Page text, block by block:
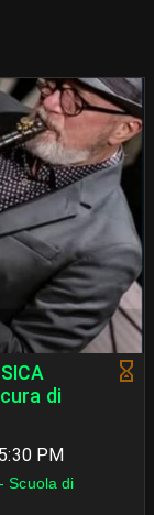
cura di
PM
Scuola di